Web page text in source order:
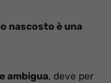
nascosto è una
ambigua, deve per